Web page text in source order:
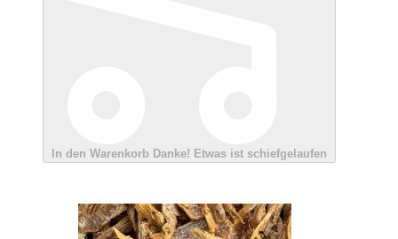
In den Warenkorb Danke! Etwas ist schiefgelaufen